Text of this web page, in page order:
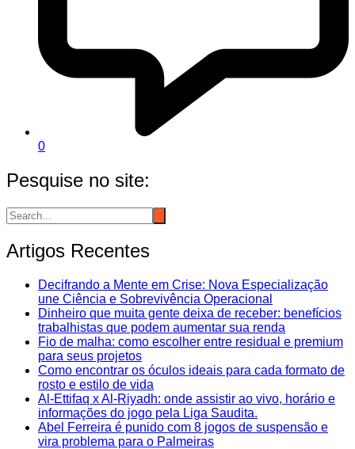
0
Pesquise no site:
Artigos Recentes
Decifrando a Mente em Crise: Nova Especialização
une Ciência e Sobrevivência Operacional
Dinheiro que muita gente deixa de receber: benefícios
trabalhistas que podem aumentar sua renda
Fio de malha: como escolher entre residual e premium
para seus projetos
Como encontrar os óculos ideais para cada formato de
rosto e estilo de vida
Al-Ettifaq x Al-Riyadh: onde assistir ao vivo, horário e
informações do jogo pela Liga Saudita.
Abel Ferreira é punido com 8 jogos de suspensão e
vira problema para o Palmeiras